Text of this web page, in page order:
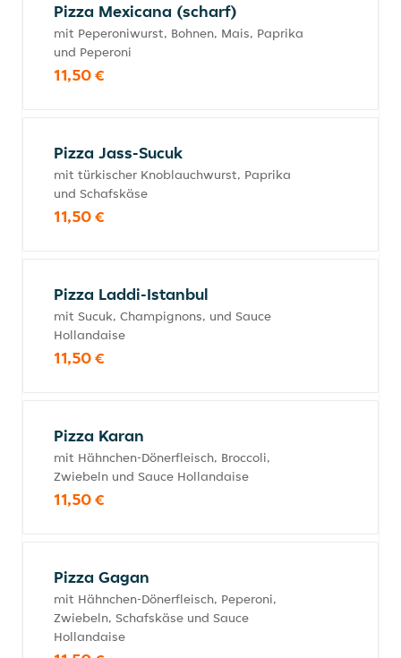
Pizza Mexicana (scharf)
mit Peperoniwurst, Bohnen, Mais, Paprika
und Peperoni
11,50 €
Pizza Jass-Sucuk
mit türkischer Knoblauchwurst, Paprika
und Schafskäse
11,50 €
Pizza Laddi-Istanbul
mit Sucuk, Champignons, und Sauce
Hollandaise
11,50 €
Pizza Karan
mit Hähnchen-Dönerfleisch, Broccoli,
Zwiebeln und Sauce Hollandaise
11,50 €
Pizza Gagan
mit Hähnchen-Dönerfleisch, Peperoni,
Zwiebeln, Schafskäse und Sauce
Hollandaise